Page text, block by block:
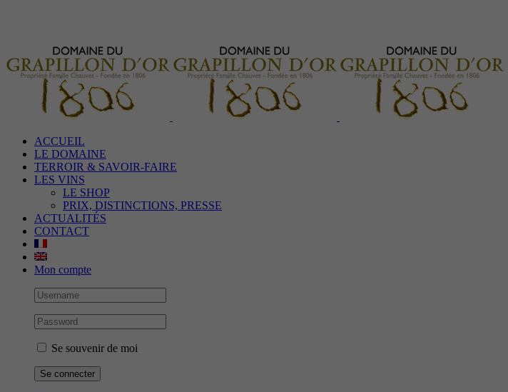
ACCUEIL
LE DOMAINE
TERROIR & SAVOIR-FAIRE
LES VINS
LE SHOP
PRIX, DISTINCTIONS, PRESSE
ACTUALITÉS
CONTACT
Mon compte
Se souvenir de moi